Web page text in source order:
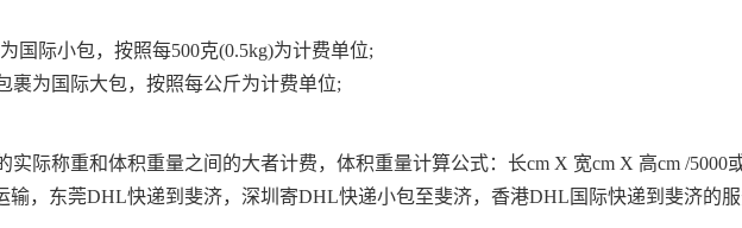
国际小包，按照每500克(0.5kg)为计费单位;
裹为国际大包，按照每公斤为计费单位;
际称重和体积重量之间的大者计费，体积重量计算公式：长cm X 宽cm X 高cm /5000
输，东莞DHL快递到斐济，深圳寄DHL快递小包至斐济，香港DHL国际快递到斐济的服